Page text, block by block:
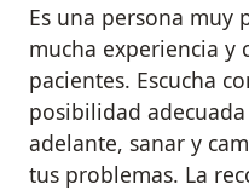
Es una persona muy
mucha experiencia y
pacientes. Escucha
posibilidad
adelante, sanar y
tus problemas. La